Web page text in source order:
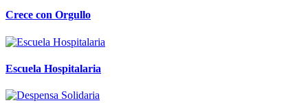
Crece con Orgullo
Escuela Hospitalaria